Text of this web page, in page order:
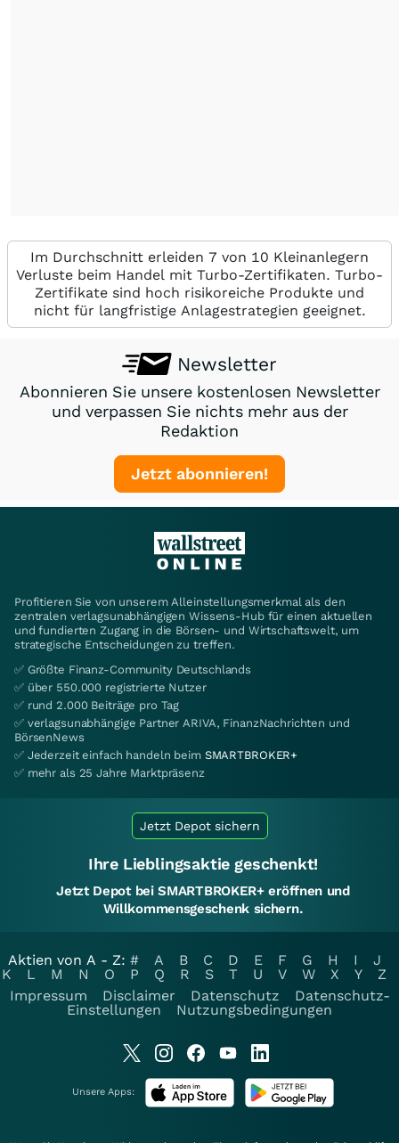
Im Durchschnitt erleiden 7 von 10 Kleinanlegern
Verluste beim Handel mit Turbo-Zertifikaten. Turbo-
Zertifikate sind hoch risikoreiche Produkte und
nicht für langfristige Anlagestrategien geeignet.
Newsletter
Abonnieren Sie unsere kostenlosen Newsletter
und verpassen Sie nichts mehr aus der
Redaktion
Jetzt abonnieren!
Profitieren Sie von unserem Alleinstellungsmerkmal als den
zentralen verlagsunabhängigen Wissens-Hub für einen aktuellen
und fundierten Zugang in die Börsen- und Wirtschaftswelt, um
strategische Entscheidungen zu treffen.
✅ Größte Finanz-Community Deutschlands
✅ über 550.000 registrierte Nutzer
✅ rund 2.000 Beiträge pro Tag
✅ verlagsunabhängige Partner ARIVA, FinanzNachrichten und
BörsenNews
✅ Jederzeit einfach handeln beim SMARTBROKER+
✅ mehr als 25 Jahre Marktpräsenz
Jetzt Depot sichern
Ihre Lieblingsaktie geschenkt!
Jetzt Depot bei SMARTBROKER+ eröffnen und
Willkommensgeschenk sichern.
Aktien von A - Z: # A B C D E F G H I
J
K
L M N O P Q R S T U V W X Y
Z
Impressum
Disclaimer Datenschutz
Datenschutz-
Einstellungen
Nutzungsbedingungen
Unsere Apps: